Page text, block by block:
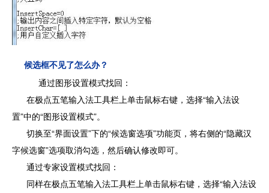
候选框不见了怎么办？
通过图形设置模式找回：
在极点五笔输入法工具栏上单击鼠标右键，选择“输入法设
置”中的“图形设置模式”。
切换至“界面设置”下的“候选窗选项”功能页，将右侧的“隐藏汉
字候选窗”选项取消勾选，然后确认修改即可。
通过专家设置模式找回：
同样在极点五笔输入法工具栏上单击鼠标右键，选择“输入法设